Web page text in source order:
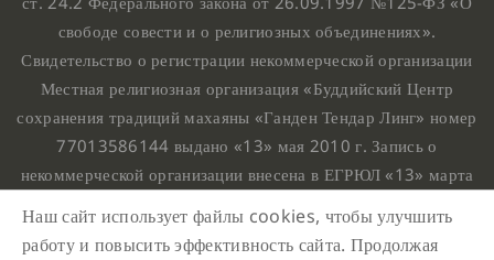
свободе совести и о религиозных объединениях».
Свидетельство о регистрации некоммерческой организации
Местная религиозная организация «Буддийский Центр
сохранения традиций махаяны «Ганден Тендар Линг» номер
77013586144 выдано «13» мая 2010 г. Запись о
некоммерческой организации внесена в ЕГРЮЛ «13» марта
номером 1107799015708.
Наш сайт использует файлы cookies, чтобы улучшить
работу и повысить эффективность сайта. Продолжая